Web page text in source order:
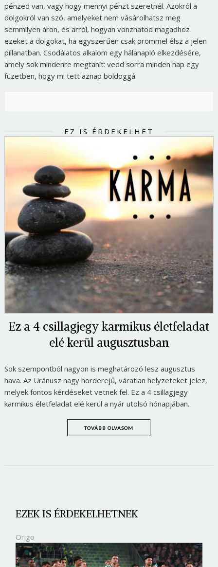
pénzed van, vagy hogy mennyi pénzt szeretnél. Azokról a
dolgokról van szó, amelyeket nem vásárolhatsz meg
semmilyen áron, és arról, hogyan vonzhatod magadhoz
ezeket a dolgokat, ha egyszerűen csak örömmel élsz a jelen
pillanatban. Csodálatos alkalom egy hálanapló elkezdésére,
amely sok mindenre megtanít: vedd sorra minden nap egy
füzetben, hogy mi tett aznap boldoggá.
EZ IS ÉRDEKELHET
Ez a 4 csillagjegy karmikus életfeladat
elé kerül augusztusban
Sok szempontból nagyon is meghatározó lesz augusztus
hava. Az Uránusz nagy horderejű, váratlan helyzeteket jelez,
melyek fontos kérdéseket vetnek fel. Ez a 4 csillagjegy
karmikus életfeladat elé kerül a nyár utolsó hónapjában.
TOVÁBB OLVASOM
EZEK IS ÉRDEKELHETNEK
Origo